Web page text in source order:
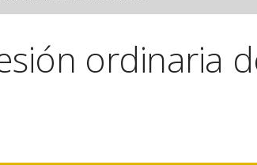
ordinaria